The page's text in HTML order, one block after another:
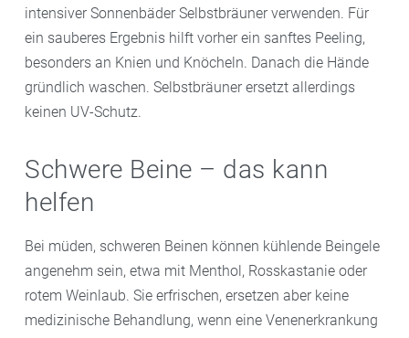
intensiver Sonnenbäder Selbstbräuner verwenden. Für
ein sauberes Ergebnis hilft vorher ein sanftes Peeling,
besonders an Knien und Knöcheln. Danach die Hände
gründlich waschen. Selbstbräuner ersetzt allerdings
keinen UV-Schutz.
Schwere Beine – das kann
helfen
Bei müden, schweren Beinen können kühlende Beingele
angenehm sein, etwa mit Menthol, Rosskastanie oder
rotem Weinlaub. Sie erfrischen, ersetzen aber keine
medizinische Behandlung, wenn eine Venenerkrankung